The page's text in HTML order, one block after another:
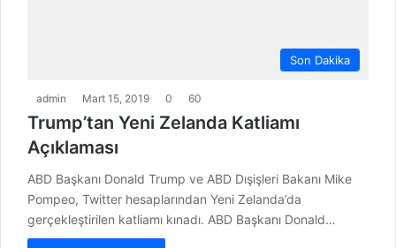
Son Dakika
admin Mart 15, 2019 0 60
Trump’tan Yeni Zelanda Katliamı
Açıklaması
ABD Başkanı Donald Trump ve ABD Dışişleri Bakanı Mike
Pompeo, Twitter hesaplarından Yeni Zelanda’da
gerçekleştirilen katliamı kınadı. ABD Başkanı Donald…